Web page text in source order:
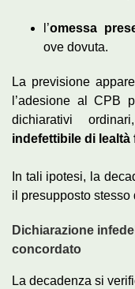
l’omessa
ove dovuta.
La previsione
l’adesione al CPB
dichiarativi
indefettibile di lealtà
In tali ipotesi, la
il presupposto stesso
Dichiarazione
concordato
La decadenza si